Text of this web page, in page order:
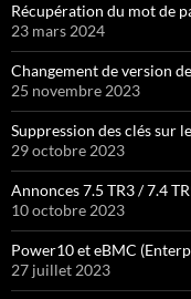
Récupération du mot de
23 mars 2024
Changement de version
25 novembre 2023
Suppression des clés sur
29 octobre 2023
Annonces 7.5 TR3 / 7.4
10 octobre 2023
Power10 et eBMC
27 juillet 2023